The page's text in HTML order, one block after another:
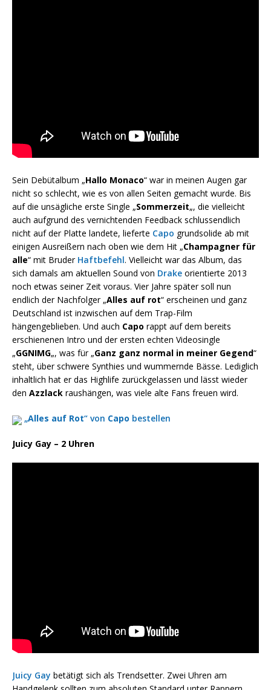
Sein Debütalbum „Hallo Monaco“ war in meinen Augen gar
nicht so schlecht, wie es von allen Seiten gemacht wurde. Bis
auf die unsägliche erste Single „Sommerzeit„, die vielleicht
auch aufgrund des vernichtenden Feedback schlussendlich
nicht auf der Platte landete, lieferte Capo grundsolide ab mit
einigen Ausreißern nach oben wie dem Hit „Champagner für
alle“ mit Bruder Haftbefehl. Vielleicht war das Album, das
sich damals am aktuellen Sound von Drake orientierte 2013
noch etwas seiner Zeit voraus. Vier Jahre später soll nun
endlich der Nachfolger „Alles auf rot“ erscheinen und ganz
Deutschland ist inzwischen auf dem Trap-Film
hängengeblieben. Und auch Capo rappt auf dem bereits
erschienenen Intro und der ersten echten Videosingle
„GGNIMG„, was für „Ganz ganz normal in meiner Gegend“
steht, über schwere Synthies und wummernde Bässe. Lediglich
inhaltlich hat er das Highlife zurückgelassen und lässt wieder
den Azzlack raushängen, was viele alte Fans freuen wird.
„Alles auf Rot“ von Capo bestellen
Juicy Gay – 2 Uhren
Juicy Gay betätigt sich als Trendsetter. Zwei Uhren am